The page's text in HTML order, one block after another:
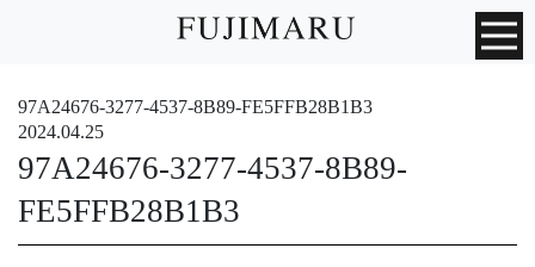
97A24676-3277-4537-8B89-FE5FFB28B1B3
2024.04.25
97A24676-3277-4537-8B89-
FE5FFB28B1B3